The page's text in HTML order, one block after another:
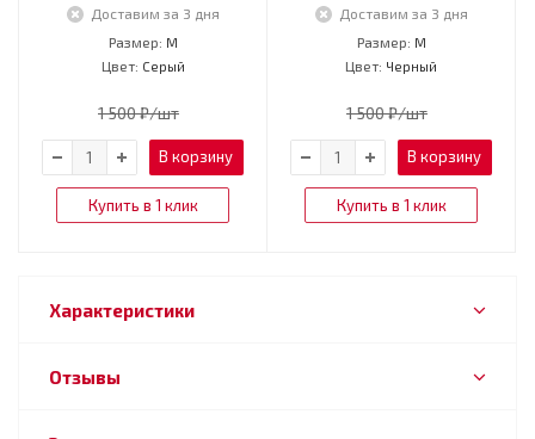
Доставим за 3 дня
Размер: M
Цвет: Серый
1 500₽/шт
В корзину
Купить в 1 клик
Доставим за 3 дня
Размер: M
Цвет: Черный
1 500₽/шт
В корзину
Купить в 1 клик
Характеристики
Отзывы